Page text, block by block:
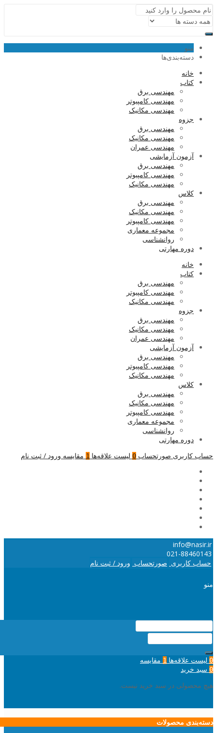
منو
دسته‌بندی‌ها
خانه
کتاب
مهندسی برق
مهندسی کامپیوتر
مهندسی مکانیک
جزوه
مهندسی برق
مهندسی مکانیک
مهندسی عمران
آزمون آزمایشی
مهندسی برق
مهندسی کامپیوتر
مهندسی مکانیک
کلاس
مهندسی برق
مهندسی مکانیک
مهندسی کامپیوتر
مجموعه معماری
روانشناسی
دوره مهارتی
خانه
کتاب
مهندسی برق
مهندسی کامپیوتر
مهندسی مکانیک
جزوه
مهندسی برق
مهندسی مکانیک
مهندسی عمران
آزمون آزمایشی
مهندسی برق
مهندسی کامپیوتر
مهندسی مکانیک
کلاس
مهندسی برق
مهندسی مکانیک
مهندسی کامپیوتر
مجموعه معماری
روانشناسی
دوره مهارتی
حساب کاربری صورتحساب 0 لیست علاقه‌ها 1 مقایسه ورود / ثبت نام
info@nasir.ir
021-88460143
حساب کاربری صورتحساب ورود / ثبت نام
منو
0 لیست علاقه‌ها 1 مقایسه
0 سبد خرید
هیچ محصولی در سبد خرید نیست.
دسته‌بندی محصولات